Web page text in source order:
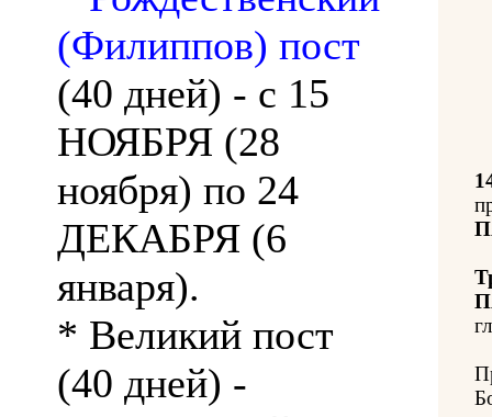
(Филиппов) пост
(40 дней) - с 15
НОЯБРЯ (28
ноября) по 24
ДЕКАБРЯ (6
января).
* Великий пост
(40 дней) -